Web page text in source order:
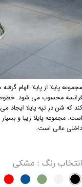
مجموعه پایلا از پایلا الهام
فرانسه محسوب می شود. خطوط
کند که شن در تپه پایلا ایجاد
است. مجموعه پایلا زیبا و
داخلی عالی است.
انتخاب رنگ : مشکی